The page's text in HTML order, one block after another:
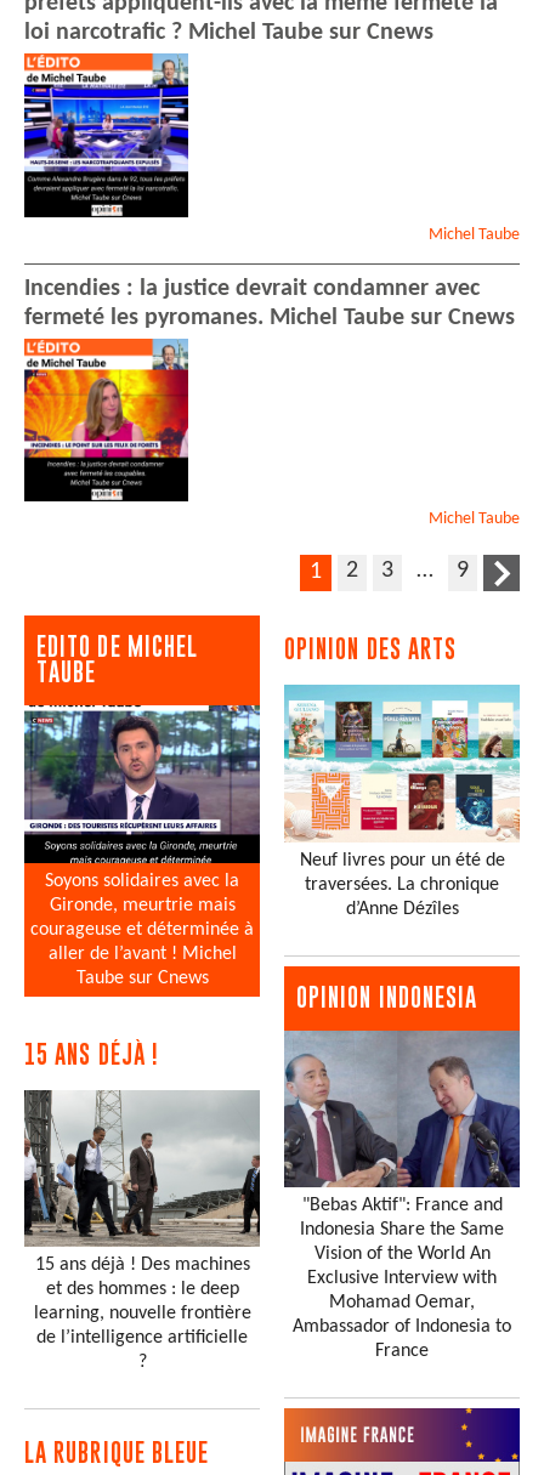
loi narcotrafic ? Michel Taube sur Cnews
Michel Taube
Incendies : la justice devrait condamner avec
fermeté les pyromanes. Michel Taube sur Cnews
Michel Taube
1 2 3 … 9
EDITO DE MICHEL
TAUBE
Soyons solidaires avec la
Gironde, meurtrie mais
courageuse et déterminée à
aller de l’avant ! Michel
Taube sur Cnews
15 ANS DÉJÀ !
15 ans déjà ! Des machines
et des hommes : le deep
learning, nouvelle frontière
de l’intelligence artificielle
?
LA RUBRIQUE BLEUE
OPINION DES ARTS
Neuf livres pour un été de
traversées. La chronique
d’Anne Dézîles
OPINION INDONESIA
"Bebas Aktif": France and
Indonesia Share the Same
Vision of the World An
Exclusive Interview with
Mohamad Oemar,
Ambassador of Indonesia to
France